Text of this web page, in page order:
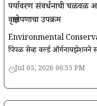
पर्यावरण संवर्धनाची चळवळ
वृक्षारोपणाचा उपक्रम
Environmental
पिंपळ सेव्ह वर्ल्ड ऑर्गनायझेशनने
क्रम राबवला गेला. लोकसंख्या,
Jul 05, 2026 06:35 PM